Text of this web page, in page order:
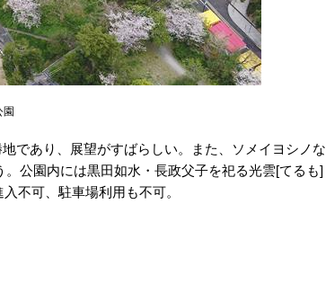
園
であり、展望がすばらしい。また、ソメイヨシノな
公園内には黒田如水・長政父子を祀る光雲[てるも]
不可、駐車場利用も不可。